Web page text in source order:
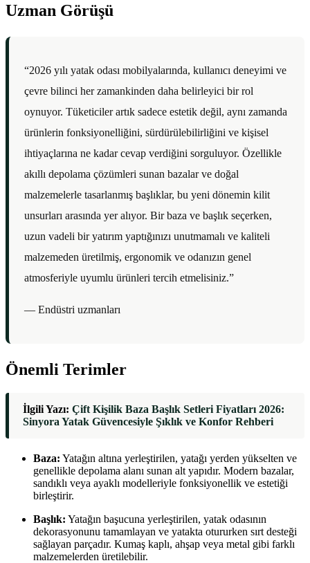
Uzman Görüşü
“2026 yılı yatak odası mobilyalarında, kullanıcı deneyimi ve
çevre bilinci her zamankinden daha belirleyici bir rol
oynuyor. Tüketiciler artık sadece estetik değil, aynı zamanda
ürünlerin fonksiyonelliğini, sürdürülebilirliğini ve kişisel
ihtiyaçlarına ne kadar cevap verdiğini sorguluyor. Özellikle
akıllı depolama çözümleri sunan bazalar ve doğal
malzemelerle tasarlanmış başlıklar, bu yeni dönemin kilit
unsurları arasında yer alıyor. Bir baza ve başlık seçerken,
uzun vadeli bir yatırım yaptığınızı unutmamalı ve kaliteli
malzemeden üretilmiş, ergonomik ve odanızın genel
atmosferiyle uyumlu ürünleri tercih etmelisiniz.”
— Endüstri uzmanları
Önemli Terimler
İlgili Yazı: Çift Kişilik Baza Başlık Setleri Fiyatları 2026:
Sinyora Yatak Güvencesiyle Şıklık ve Konfor Rehberi
Baza: Yatağın altına yerleştirilen, yatağı yerden yükselten ve
genellikle depolama alanı sunan alt yapıdır. Modern bazalar,
sandıklı veya ayaklı modelleriyle fonksiyonellik ve estetiği
birleştirir.
Başlık: Yatağın başucuna yerleştirilen, yatak odasının
dekorasyonunu tamamlayan ve yatakta otururken sırt desteği
sağlayan parçadır. Kumaş kaplı, ahşap veya metal gibi farklı
malzemelerden üretilebilir.